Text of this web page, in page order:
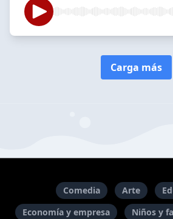
Carga más
Comedia Arte
Economía y empresa
Niños y